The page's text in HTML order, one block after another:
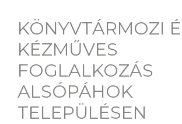
KÖNYVTÁRMOZI
KÉZMŰVES
FOGLALKOZÁS
ALSÓPÁHOK
TELEPÜLÉSEN